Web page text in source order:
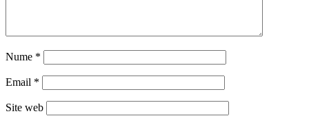
Nume *
Email *
Site web